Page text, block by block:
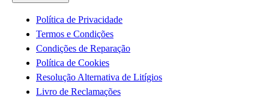
Política de Privacidade
Termos e Condições
Condições de Reparação
Política de Cookies
Resolução Alternativa de Litígios
Livro de Reclamações